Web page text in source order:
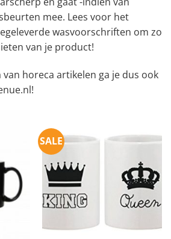
mee. Lees voor het
wasvoorschriften om zo
van je product!
horeca artikelen ga je dus ook
SALE